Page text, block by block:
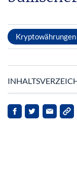
Kryptowährungen
Das steigende